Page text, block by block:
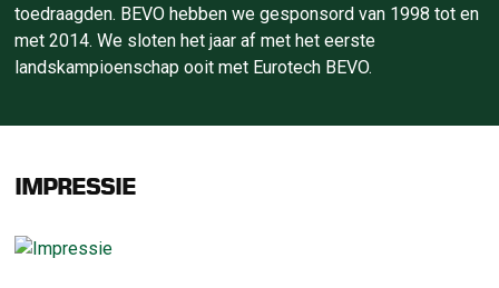
toedraagden. BEVO hebben we gesponsord van 1998 tot en
met 2014. We sloten het jaar af met het eerste
landskampioenschap ooit met Eurotech BEVO.
IMPRESSIE